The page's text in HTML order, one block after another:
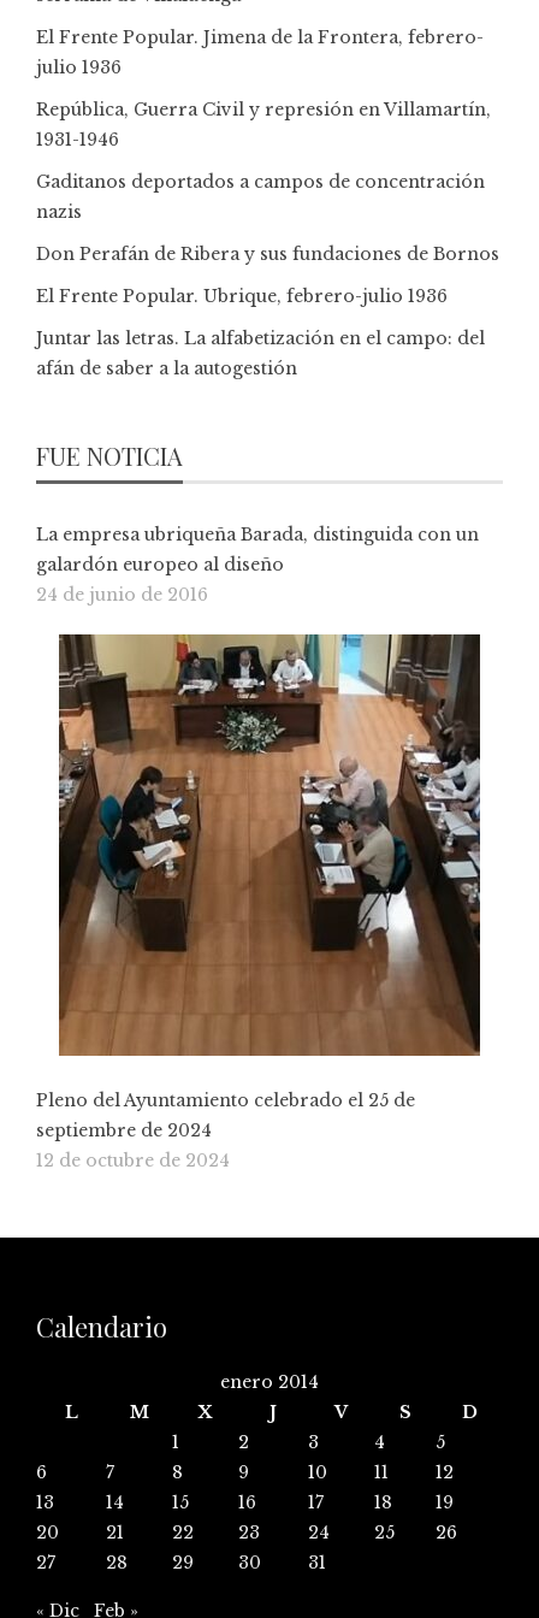
El Frente Popular. Jimena de la Frontera, febrero-
julio 1936
República, Guerra Civil y represión en Villamartín,
1931-1946
Gaditanos deportados a campos de concentración
nazis
Don Perafán de Ribera y sus fundaciones de Bornos
El Frente Popular. Ubrique, febrero-julio 1936
Juntar las letras. La alfabetización en el campo: del
afán de saber a la autogestión
FUE NOTICIA
La empresa ubriqueña Barada, distinguida con un
galardón europeo al diseño
24 de junio de 2016
Pleno del Ayuntamiento celebrado el 25 de
septiembre de 2024
12 de octubre de 2024
Calendario
enero 2014
L
M X J V S
D
1
2 3 4
5
6
7 8 9 10 11
12
13
14 15 16 17 18
19
20
21 22 23 24 25
26
27
28 29 30 31
« Dic Feb »